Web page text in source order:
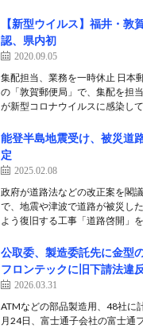
【新型ウイルス】福井・敦
認、県内初
2020.09.05
集配担当、業務を一時休止 日本
の「敦賀郵便局」で、集配を担
が新型コロナウイルスに感染し
能登半島地震受け、被災道
定
2025.02.08
政府が道路法などの改正案を閣
で、地震や津波で道路が被災し
よう復旧する工事「道路啓開」
公取委、製造委託先に金型
フロンテックに旧下請法違
2026.03.31
ATMなどの部品製造用、48社に
月24日、富士通子会社の富士通